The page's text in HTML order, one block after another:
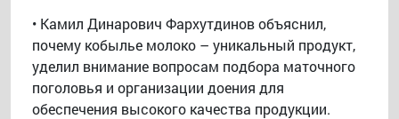
• Камил Динарович Фархутдинов объяснил,
почему кобылье молоко – уникальный продукт,
уделил внимание вопросам подбора маточного
поголовья и организации доения для
обеспечения высокого качества продукции.